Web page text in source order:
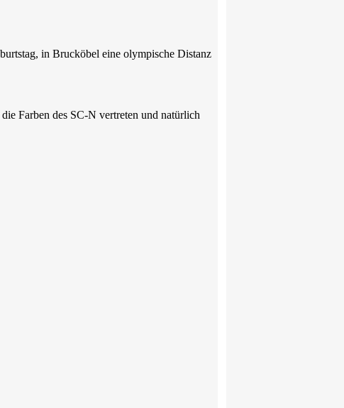
in Brucköbel eine olympische Distanz
Farben des SC-N vertreten und natürlich